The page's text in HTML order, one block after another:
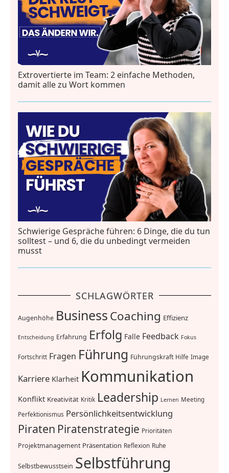
Extrovertierte im Team: 2 einfache Methoden,
damit alle zu Wort kommen
Schwierige Gespräche führen: 6 Dinge, die du tun
solltest – und 6, die du unbedingt vermeiden
musst
SCHLAGWÖRTER
Augenhöhe BusinessCoaching Effizienz
Entscheidung Erfahrung Erfolg Falle Feedback Fokus
Fortschritt Fragen Führung Führungskraft Hilfe Image
Karriere Klarheit Kommunikation
Konflikt Kreativität Kritik Leadership Lernen Meeting
Perfektionismus Persönlichkeitsentwicklung
Piraten Piratenstrategie Prioritäten
Projektmanagement Präsentation Reflexion Ruhe
Selbstbewusstsein Selbstführung